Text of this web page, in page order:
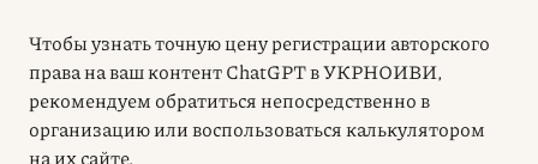
Чтобы узнать точнуюценурегистрации авторского
права на ваш контент ChatGPT в УКРНОИВИ,
рекомендуем обратиться непосредственно в
организацию или воспользоваться калькулятором
на их сайте.